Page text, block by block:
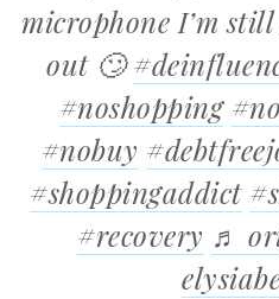
microphone I’m
out 🙄
#noshopping
#nobuy
#shoppingaddict
#recovery ♬